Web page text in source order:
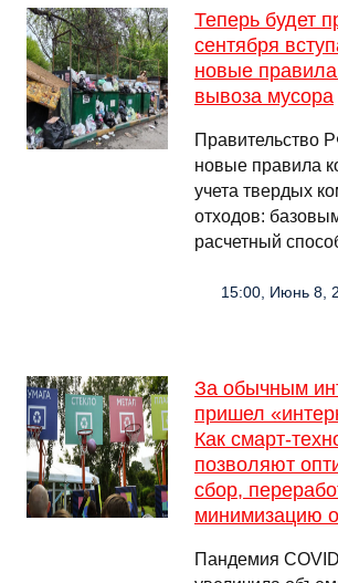
Теперь будет
сентября
новые
вывоза мусора
Правительство
новые правила
учета твердых
отходов:
расчетный
15:00, Июнь 8,
За обычным
пришел
Как смарт-
позволяют
сбор,
минимизацию
Пандемия